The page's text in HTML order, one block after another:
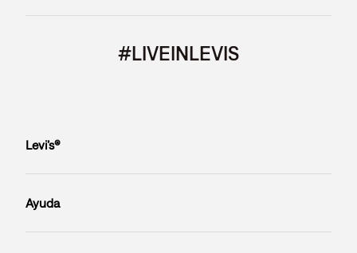
#LIVEINLEVIS
Levi’s®
Ayuda